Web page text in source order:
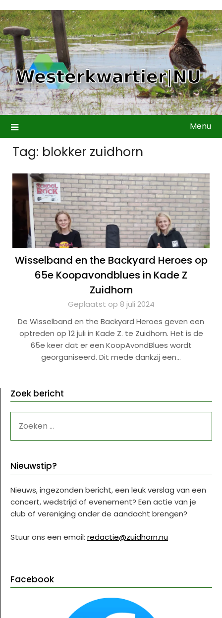
naar
de
inhoud
Menu
Tag: blokker zuidhorn
Wisselband en the Backyard Heroes op
65e Koopavondblues in Kade Z
Zuidhorn
Geplaatst op 8 juli 2024
De Wisselband en the Backyard Heroes geven een
optreden op 12 juli in Kade Z. te Zuidhorn. Het is de
65e keer dat er een KoopAvondBlues wordt
georganiseerd. Dit mede dankzij een…
Zoek bericht
NAAR:
Nieuwstip?
Nieuws, ingezonden bericht, een leuk verslag van een
concert, wedstrijd of evenement? Een actie van je
club of vereniging onder de aandacht brengen?
Stuur ons een email: redactie@zuidhorn.nu
Facebook